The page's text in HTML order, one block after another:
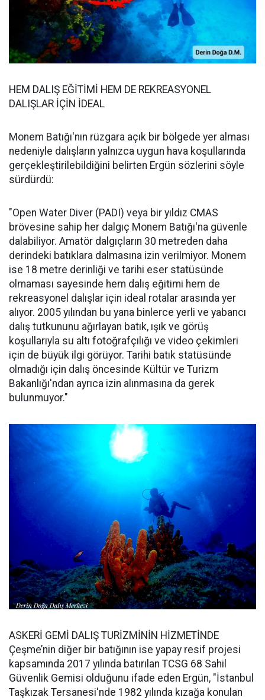
HEM DALIŞ EĞİTİMİ HEM DE REKREASYONEL
DALIŞLAR İÇİN İDEAL
Monem Batığı'nın rüzgara açık bir bölgede yer alması
nedeniyle dalışların yalnızca uygun hava koşullarında
gerçekleştirilebildiğini belirten Ergün sözlerini söyle
sürdürdü:
"Open Water Diver (PADI) veya bir yıldız CMAS
brövesine sahip her dalgıç Monem Batığı'na güvenle
dalabiliyor. Amatör dalgıçların 30 metreden daha
derindeki batıklara dalmasına izin verilmiyor. Monem
ise 18 metre derinliği ve tarihi eser statüsünde
olmaması sayesinde hem dalış eğitimi hem de
rekreasyonel dalışlar için ideal rotalar arasında yer
alıyor. 2005 yılından bu yana binlerce yerli ve yabancı
dalış tutkununu ağırlayan batık, ışık ve görüş
koşullarıyla su altı fotoğrafçılığı ve video çekimleri
için de büyük ilgi görüyor. Tarihi batık statüsünde
olmadığı için dalış öncesinde Kültür ve Turizm
Bakanlığı'ndan ayrıca izin alınmasına da gerek
bulunmuyor."
ASKERİ GEMİ DALIŞ TURİZMİNİN HİZMETİNDE
Çeşme’nin diğer bir batığının ise yapay resif projesi
kapsamında 2017 yılında batırılan TCSG 68 Sahil
Güvenlik Gemisi olduğunu ifade eden Ergün, "İstanbul
Taşkızak Tersanesi'nde 1982 yılında kızağa konulan